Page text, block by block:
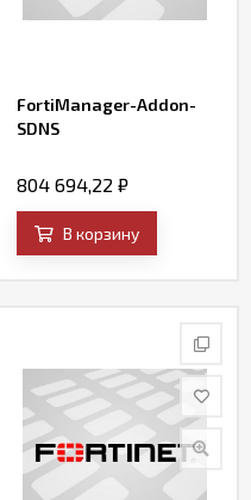
FortiManager-Addon-
SDNS
804 694,22 ₽
В корзину